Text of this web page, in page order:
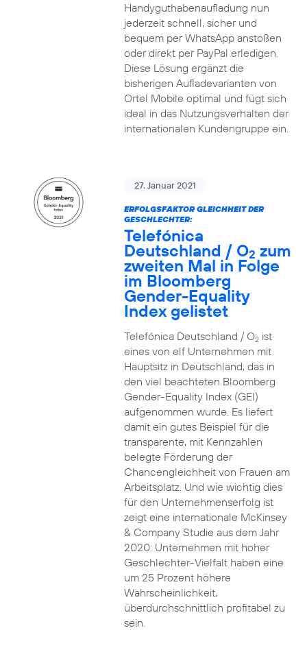
Handyguthabenaufladung nun
jederzeit schnell, sicher und
bequem per WhatsApp anstoßen
oder direkt per PayPal erledigen.
Diese Lösung ergänzt die
bisherigen Aufladevarianten von
Ortel Mobile optimal und fügt sich
ideal in das Nutzungsverhalten der
internationalen Kundengruppe ein.
27. Januar 2021
ERFOLGSFAKTOR GLEICHHEIT DER
GESCHLECHTER:
Telefónica
Deutschland / O2 zum
zweiten Mal in Folge
im Bloomberg
Gender-Equality
Index gelistet
Telefónica Deutschland / O2ist
eines von elf Unternehmen mit
Hauptsitz in Deutschland, das in
den viel beachteten Bloomberg
Gender-Equality Index (GEI)
aufgenommen wurde. Es liefert
damit ein gutes Beispiel für die
transparente, mit Kennzahlen
belegte Förderung der
Chancengleichheit von Frauen am
Arbeitsplatz. Und wie wichtig dies
für den Unternehmenserfolg ist
zeigt eine internationale McKinsey
& Company Studie aus dem Jahr
2020: Unternehmen mit hoher
Geschlechter-Vielfalt haben eine
um 25 Prozent höhere
Wahrscheinlichkeit,
überdurchschnittlich profitabel zu
sein.